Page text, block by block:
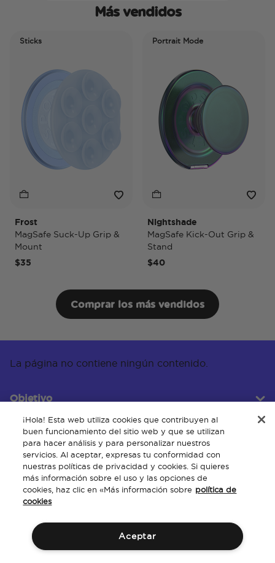
Más vendidos
Sticks
Frost
MagSafe Suck-Up Grip &
Mount
$35
Portrait Mode
Nightshade
MagSafe Kick-Out Grip &
Stand
$40
Comprar los más vendidos
La página no contiene ningún contenido.
Objetivo
Servicio al cliente
Acerca de
¡Hola! Esta web utiliza cookies que contribuyen al
buen funcionamiento del sitio web y que se utilizan
para hacer análisis y para personalizar nuestros
servicios. Al aceptar, expresas tu conformidad con
nuestras políticas de privacidad y cookies. Si quieres
más información sobre el uso y las opciones de
cookies, haz clic en «Más información sobre política de
cookies
Aceptar